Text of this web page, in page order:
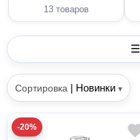
13 товаров
☰
Сортировка | Новинки ▾
-20%